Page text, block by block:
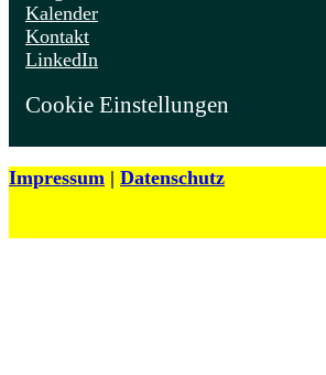
Kalender
Kontakt
LinkedIn
Cookie Einstellungen
Impressum | Datenschutz